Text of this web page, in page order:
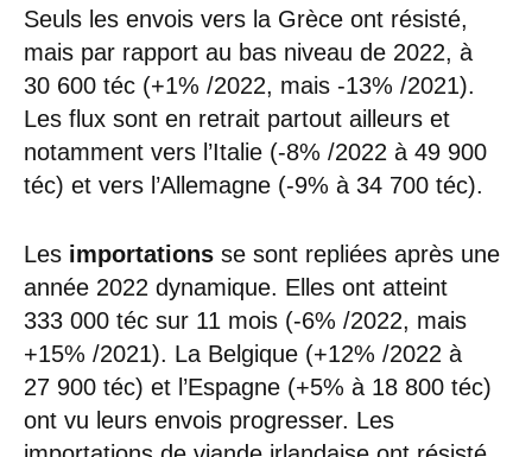
Seuls les envois vers la Grèce ont résisté,
mais par rapport au bas niveau de 2022, à
30 600 téc (+1% /2022, mais -13% /2021).
Les flux sont en retrait partout ailleurs et
notamment vers l’Italie (-8% /2022 à 49 900
téc) et vers l’Allemagne (-9% à 34 700 téc).
Les importations se sont repliées après une
année 2022 dynamique. Elles ont atteint
333 000 téc sur 11 mois (-6% /2022, mais
+15% /2021). La Belgique (+12% /2022 à
27 900 téc) et l’Espagne (+5% à 18 800 téc)
ont vu leurs envois progresser. Les